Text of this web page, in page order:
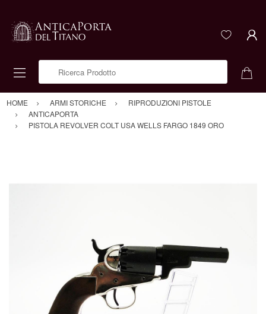
HOME ARMI STORICHE
RIPRODUZIONI PISTOLE
ANTICAPORTA
PISTOLA REVOLVER COLT USA WELLS FARGO 1849 ORO